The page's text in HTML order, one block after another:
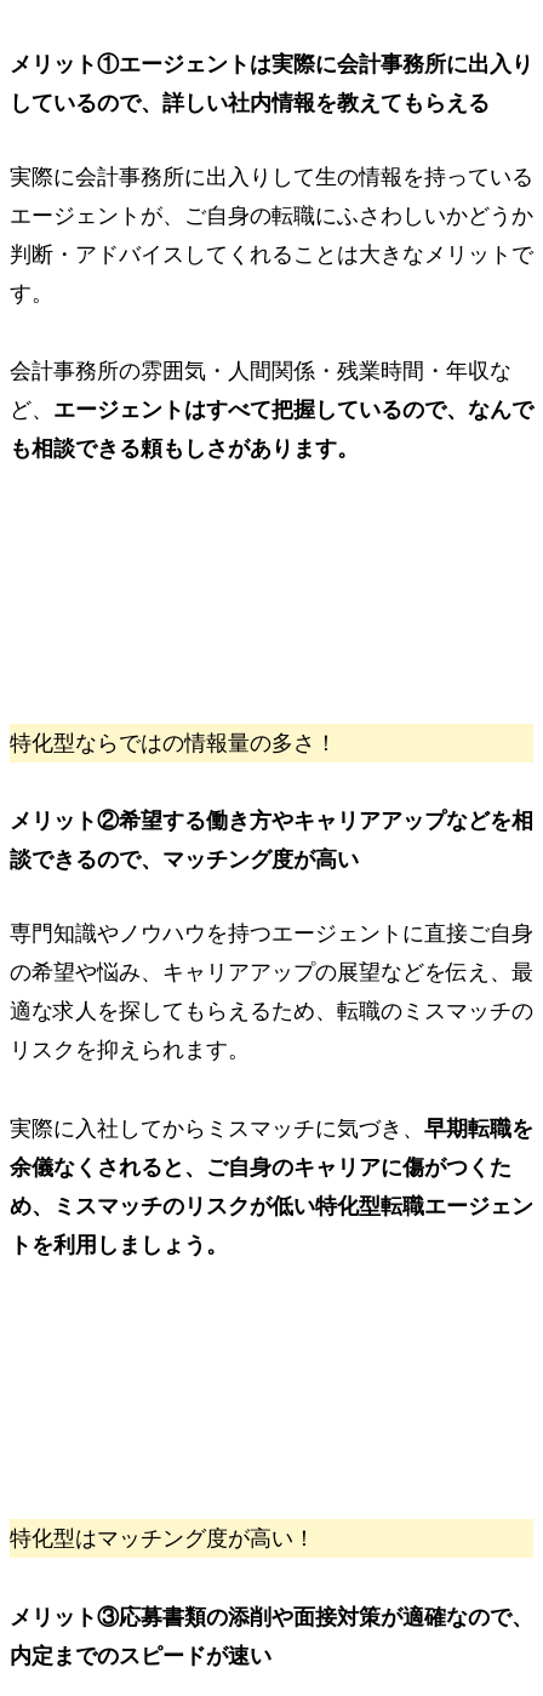
メリット①エージェントは実際に会計事務所に出入り
しているので、 詳しい社内情報を教えてもらえる
実際に会計事務所に出入りして生の情報を持っている
エージェントが、ご自身の転職にふさわしいかどうか
判断・アドバイスしてくれることは大きなメリットで
す。
会計事務所の雰囲気・人間関係・残業時間・年収な
ど、 エージェントはすべて把握しているので、なんで
も相談できる頼もしさがあります。
特化型ならではの情報量の多さ！
メリット②希望する働き方やキャリアアップなどを相
談できるので、 マッチング度が高い
専門知識やノウハウを持つエージェントに直接ご自身
の希望や悩み、キャリアアップの展望などを伝え、最
適な求人を探してもらえるため、転職のミスマッチの
リスクを抑えられます。
実際に入社してからミスマッチに気づき、 早期転職を
余儀なくされると、ご自身のキャリアに傷がつくた
め、ミスマッチのリスクが低い特化型転職エージェン
トを利用しましょう。
特化型はマッチング度が高い！
メリット③応募書類の添削や面接対策が適確なので、
内定までのスピードが速い